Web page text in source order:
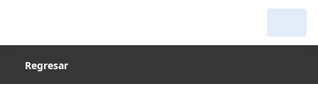
Regresar